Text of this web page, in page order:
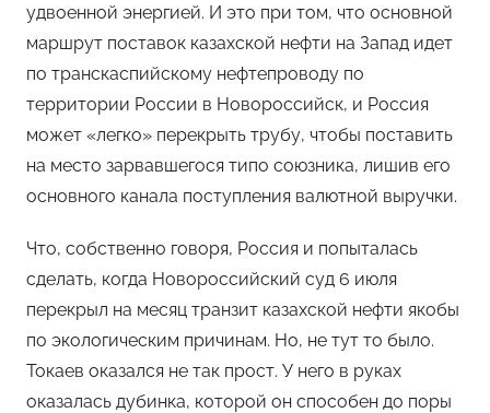
удвоенной энергией. И это при том, что основной
маршрут поставок казахской нефти на Запад идет
по транскаспийскому нефтепроводу по
территории России в Новороссийск, и Россия
может «легко» перекрыть трубу, чтобы поставить
на место зарвавшегося типо союзника, лишив его
основного канала поступления валютной выручки.
Что, собственно говоря, Россия и попыталась
сделать, когда Новороссийский суд 6 июля
перекрыл на месяц транзит казахской нефти якобы
по экологическим причинам. Но, не тут то было.
Токаев оказался не так прост. У него в руках
оказалась дубинка, которой он способен до поры